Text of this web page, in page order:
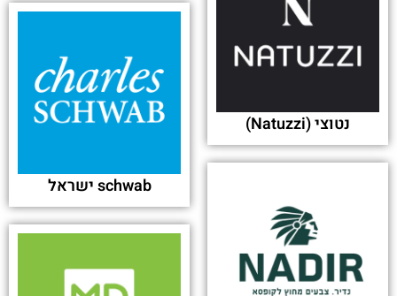
נטוצי (Natuzzi)
schwab ישראל